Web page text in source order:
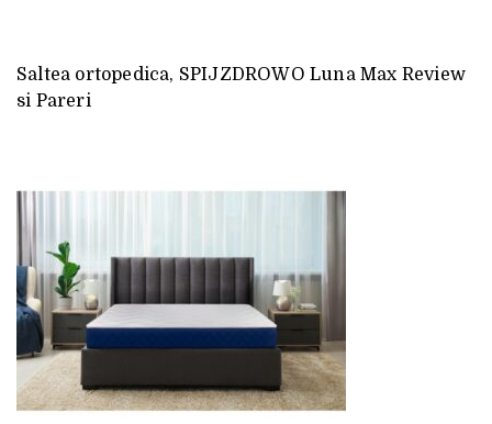
Saltea ortopedica, SPIJZDROWO Luna Max Review
si Pareri